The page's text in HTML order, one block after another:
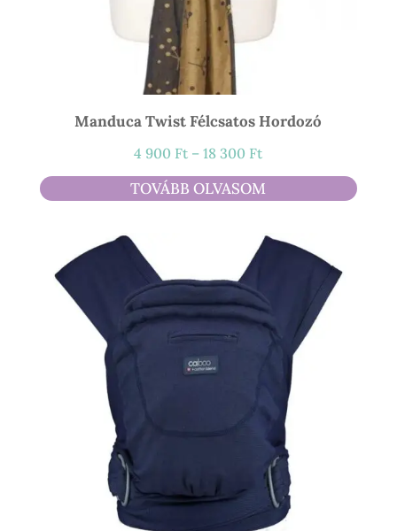
Manduca Twist Félcsatos Hordozó
4 900 Ft – 18 300 FtÁrtartomány:
4
900 Ft
TOVÁBB OLVASOM